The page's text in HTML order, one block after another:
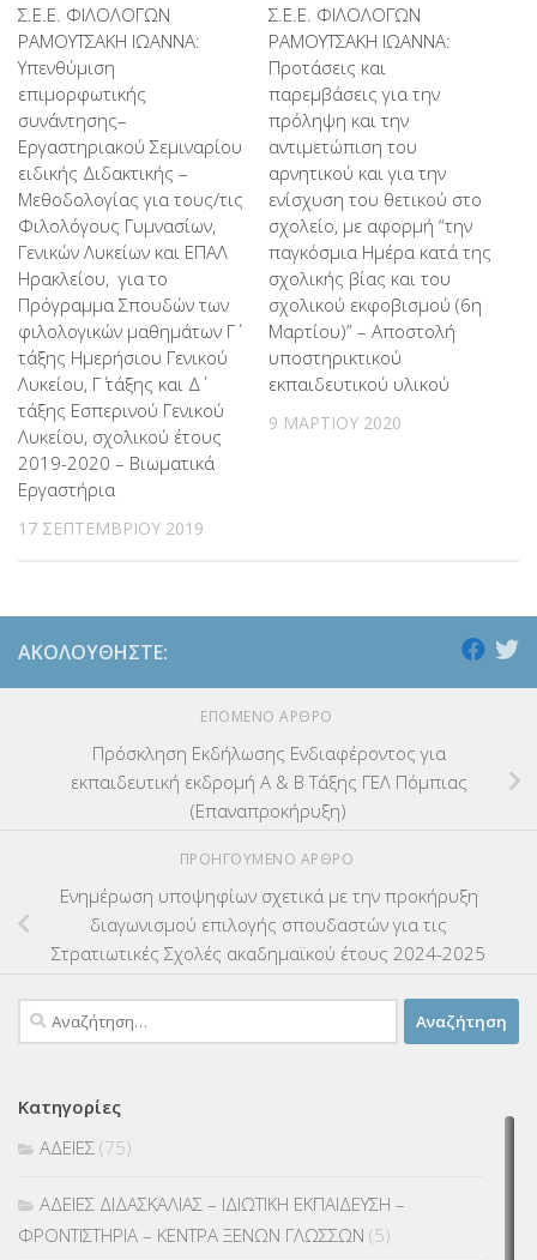
Σ.Ε.Ε. ΦΙΛΟΛΟΓΩΝ
ΡΑΜΟΥΤΣΑΚΗ ΙΩΑΝΝΑ:
Υπενθύμιση
επιμορφωτικής
συνάντησης–
Εργαστηριακού Σεμιναρίου
ειδικής Διδακτικής –
Μεθοδολογίας για τους/τις
Φιλολόγους Γυμνασίων,
Γενικών Λυκείων και ΕΠΑΛ
Ηρακλείου, για το
Πρόγραμμα Σπουδών των
φιλολογικών μαθημάτων Γ΄
τάξης Ημερήσιου Γενικού
Λυκείου, Γ΄ τάξης και Δ΄
τάξης Εσπερινού Γενικού
Λυκείου, σχολικού έτους
2019-2020 – Βιωματικά
Εργαστήρια
17 ΣΕΠΤΕΜΒΡΊΟΥ 2019
Σ.Ε.Ε. ΦΙΛΟΛΟΓΩΝ
ΡΑΜΟΥΤΣΑΚΗ ΙΩΑΝΝΑ:
Προτάσεις και
παρεμβάσεις για την
πρόληψη και την
αντιμετώπιση του
αρνητικού και για την
ενίσχυση του θετικού στο
σχολείο, με αφορμή “την
παγκόσμια Ημέρα κατά της
σχολικής βίας και του
σχολικού εκφοβισμού (6η
Μαρτίου)” – Αποστολή
υποστηρικτικού
εκπαιδευτικού υλικού
9 ΜΑΡΤΊΟΥ 2020
ΑΚΟΛΟΥΘΉΣΤΕ:
ΕΠΌΜΕΝΟ ΆΡΘΡΟ
Πρόσκληση Εκδήλωσης Ενδιαφέροντος για
εκπαιδευτική εκδρομή Α & Β Τάξης ΓΕΛ Πόμπιας
(Επαναπροκήρυξη)
ΠΡΟΗΓΟΎΜΕΝΟ ΆΡΘΡΟ
Ενημέρωση υποψηφίων σχετικά με την προκήρυξη
διαγωνισμού επιλογής σπουδαστών για τις
Στρατιωτικές Σχολές ακαδημαϊκού έτους 2024-2025
Αναζήτηση
για:
Κατηγορίες
ΑΔΕΙΕΣ (75)
ΑΔΕΙΕΣ ΔΙΔΑΣΚΑΛΙΑΣ – ΙΔΙΩΤΙΚΗ ΕΚΠΑΙΔΕΥΣΗ –
ΦΡΟΝΤΙΣΤΗΡΙΑ – ΚΕΝΤΡΑ ΞΕΝΩΝ ΓΛΩΣΣΩΝ (5)